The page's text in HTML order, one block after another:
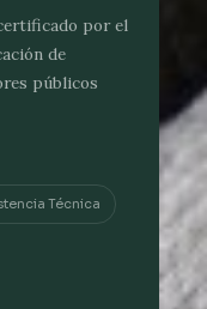
por el
de
públicos
Técnica